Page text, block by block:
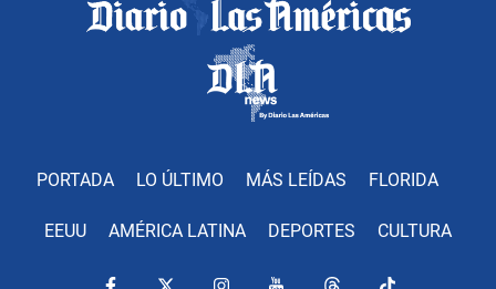
PORTADA LO ÚLTIMO MÁS LEÍDAS FLORIDA
EEUU AMÉRICA LATINA DEPORTES CULTURA